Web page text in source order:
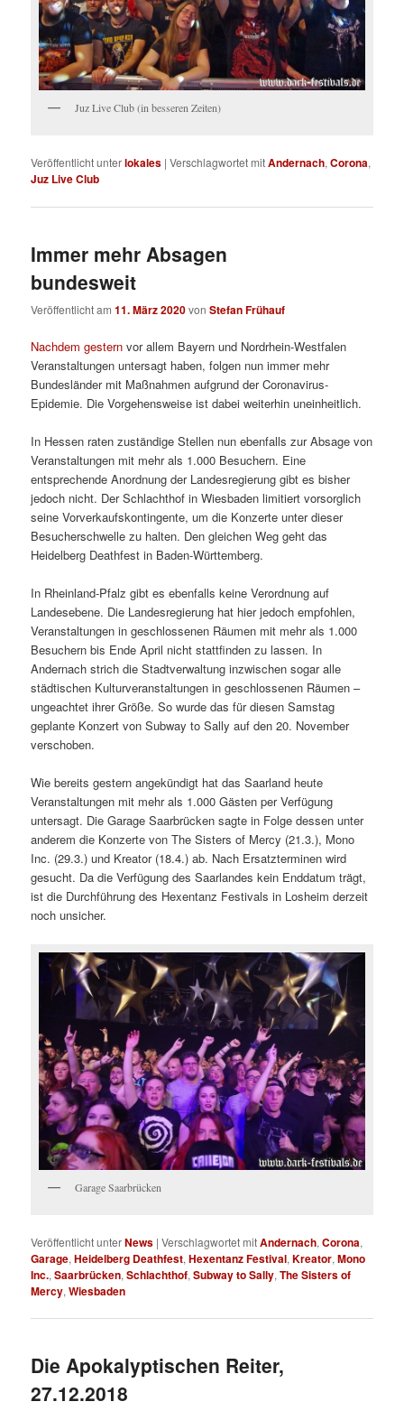
Juz Live Club (in besseren Zeiten)
Veröffentlicht unterlokales |Verschlagwortet mitAndernach,Corona,
Juz Live Club
Immer mehr Absagen
bundesweit
Veröffentlicht am11. März 2020vonStefan Frühauf
Nachdem gestern vor allem Bayern und Nordrhein-Westfalen
Veranstaltungen untersagt haben, folgen nun immer mehr
Bundesländer mit Maßnahmen aufgrund der Coronavirus-
Epidemie. Die Vorgehensweise ist dabei weiterhin uneinheitlich.
In Hessen raten zuständige Stellen nun ebenfalls zur Absage von
Veranstaltungen mit mehr als 1.000 Besuchern. Eine
entsprechende Anordnung der Landesregierung gibt es bisher
jedoch nicht. Der Schlachthof in Wiesbaden limitiert vorsorglich
seine Vorverkaufskontingente, um die Konzerte unter dieser
Besucherschwelle zu halten. Den gleichen Weg geht das
Heidelberg Deathfest in Baden-Württemberg.
In Rheinland-Pfalz gibt es ebenfalls keine Verordnung auf
Landesebene. Die Landesregierung hat hier jedoch empfohlen,
Veranstaltungen in geschlossenen Räumen mit mehr als 1.000
Besuchern bis Ende April nicht stattfinden zu lassen. In
Andernach strich die Stadtverwaltung inzwischen sogar alle
städtischen Kulturveranstaltungen in geschlossenen Räumen –
ungeachtet ihrer Größe. So wurde das für diesen Samstag
geplante Konzert von Subway to Sally auf den 20. November
verschoben.
Wie bereits gestern angekündigt hat das Saarland heute
Veranstaltungen mit mehr als 1.000 Gästen per Verfügung
untersagt. Die Garage Saarbrücken sagte in Folge dessen unter
anderem die Konzerte von The Sisters of Mercy (21.3.), Mono
Inc. (29.3.) und Kreator (18.4.) ab. Nach Ersatzterminen wird
gesucht. Da die Verfügung des Saarlandes kein Enddatum trägt,
ist die Durchführung des Hexentanz Festivals in Losheim derzeit
noch unsicher.
Garage Saarbrücken
Veröffentlicht unterNews |Verschlagwortet mitAndernach,Corona,
Garage,Heidelberg Deathfest,Hexentanz Festival,Kreator,Mono
Inc.,Saarbrücken,Schlachthof,Subway to Sally,The Sisters of
Mercy,Wiesbaden
Die Apokalyptischen Reiter,
27.12.2018